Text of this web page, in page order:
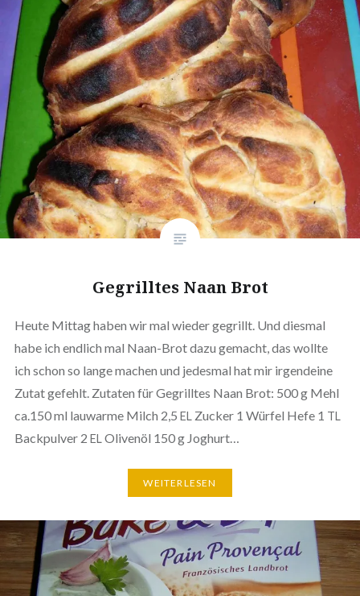
Gegrill­tes Naan Brot
Heute Mittag haben wir mal wieder gegrillt. Und diesmal
habe ich endlich mal Naan-Brot dazu gemacht, das wollte
ich schon so lange machen und jedesmal hat mir irgend­ei­ne
Zutat gefehlt. Zutaten für Gegrill­tes Naan Brot: 500 g Mehl
ca.150 ml lauwarme Milch 2,5 EL Zucker 1 Würfel Hefe 1 TL
Back­pul­ver 2 EL Olivenöl 150 g Joghurt…
WEI­TER­LE­SEN